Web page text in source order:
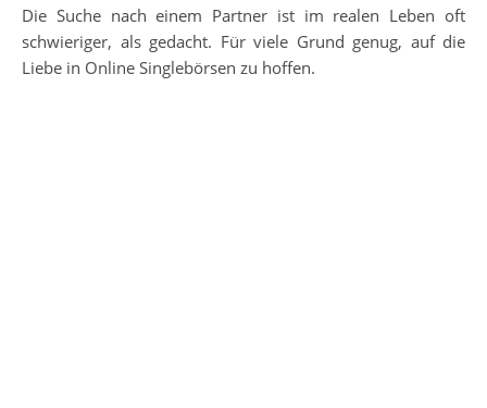
Die Suche nach einem Partner ist im realen Leben oft
schwieriger, als gedacht. Für viele Grund genug, auf die
Liebe in Online Singlebörsen zu hoffen.